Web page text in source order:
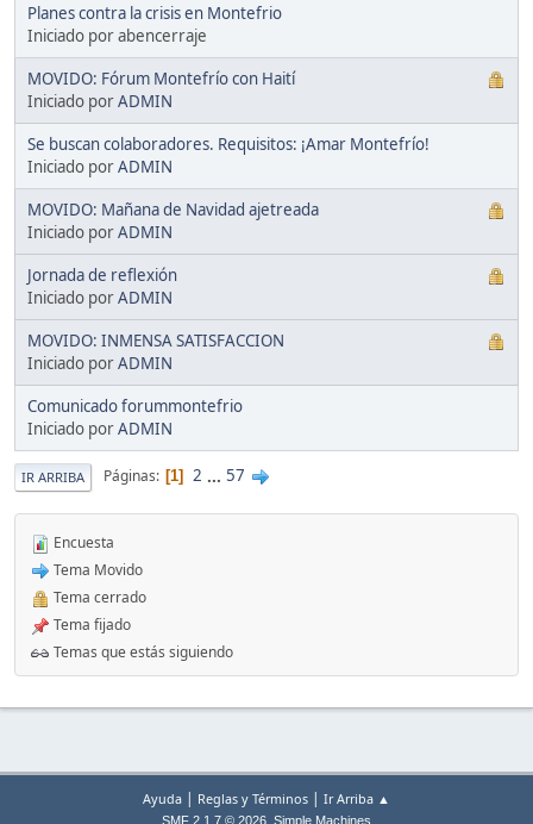
Planes contra la crisis en Montefrio
Iniciado por abencerraje
MOVIDO: Fórum Montefrío con Haití
Iniciado porADMIN
Se buscan colaboradores. Requisitos: ¡Amar Montefrío!
Iniciado porADMIN
MOVIDO: Mañana de Navidad ajetreada
Iniciado porADMIN
Jornada de reflexión
Iniciado porADMIN
MOVIDO: INMENSA SATISFACCION
Iniciado porADMIN
Comunicado forummontefrio
Iniciado porADMIN
IR ARRIBA Páginas 1 2 ... 57
Encuesta
Tema Movido
Tema cerrado
Tema fijado
Temas que estás siguiendo
Ayuda | Reglas y Términos | Ir Arriba ▲
SMF 2.1.7 © 2026 Simple Machines